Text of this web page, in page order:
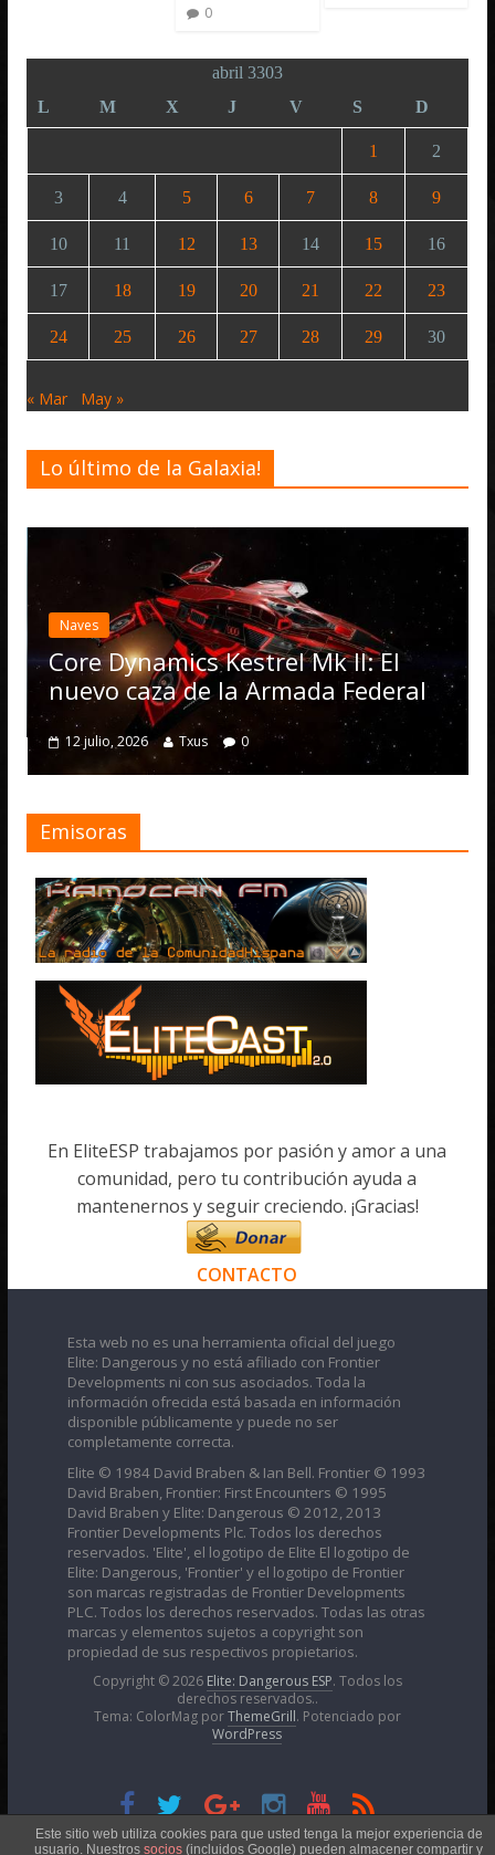
0
abril 3303
L
M X J V S D
1 2
3 4 5 6 7 8 9
10 11 12 13 14 15 16
17 18 19 20 21 22 23
24 25 26 27 28 29 30
« Mar May »
Lo último de la Galaxia!
Kestrel Mk II: El
de la Armada Federal
Txus 0
Elite
Emisoras
En EliteESP trabajamos por pasión y amor a una
comunidad, pero tu contribución ayuda a
mantenernos y seguir creciendo. ¡Gracias!
CONTACTO
Esta web no es una herramienta oficial del juego
Elite: Dangerous y no está afiliado con Frontier
Developments ni con sus asociados. Toda la
información ofrecida está basada en información
disponible públicamente y puede no ser
completamente correcta.
Elite © 1984 David Braben & Ian Bell. Frontier © 1993
David Braben, Frontier: First Encounters © 1995
David Braben y Elite: Dangerous © 2012, 2013
Frontier Developments Plc. Todos los derechos
reservados. 'Elite', el logotipo de Elite El logotipo de
Elite: Dangerous, 'Frontier' y el logotipo de Frontier
son marcas registradas de Frontier Developments
PLC. Todos los derechos reservados. Todas las otras
marcas y elementos sujetos a copyright son
propiedad de sus respectivos propietarios.
Copyright © 2026 Elite: Dangerous ESP. Todos los
derechos reservados..
Tema: ColorMag porThemeGrill. Potenciado por
WordPress
Esta obra está bajo unaLicencia Creative Commons
Este sitio web utiliza cookies para que usted tenga la mejor experiencia de
usuario. Nuestros socios (incluidos Google) pueden almacener compartir y